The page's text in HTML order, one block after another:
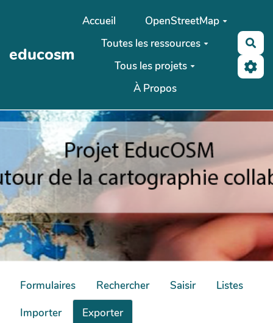
Aller au contenu principal
educosm
Accueil
OpenStreetMap
Toutes les ressources
Tous les projets
À Propos
Formulaires Rechercher Saisir
Listes
Importer
Exporter